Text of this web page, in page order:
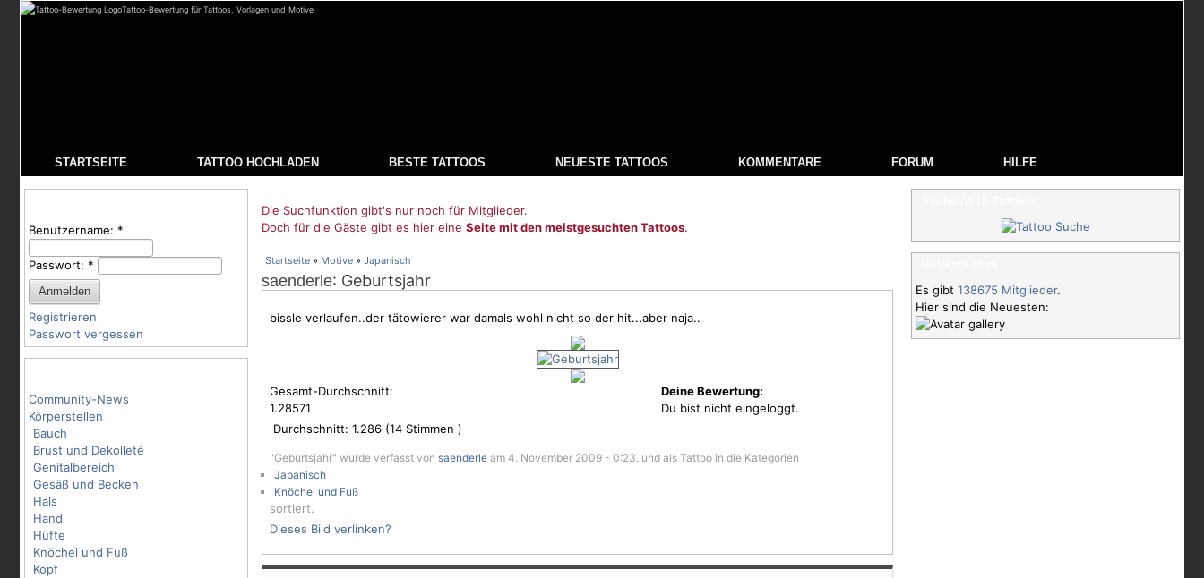
Tattoo-Bewertung für Tattoos, Vorlagen und Motive
STARTSEITE TATTOO HOCHLADEN BESTE TATTOOS NEUESTE TATTOOS KOMMENTARE FORUM HILFE
Benutzername: *
Passwort: *
Registrieren
Passwort vergessen
Community-News
Körperstellen
Bauch
Brust und Dekolleté
Genitalbereich
Gesäß und Becken
Hals
Hand
Hüfte
Knöchel und Fuß
Kopf
Die Suchfunktion gibt's nur noch für Mitglieder.
Doch für die Gäste gibt es hier eine Seite mit den meistgesuchten Tattoos.
Startseite » Motive » Japanisch
saenderle: Geburtsjahr
bissle verlaufen..der tätowierer war damals wohl nicht so der hit...aber naja..
Gesamt-Durchschnitt:
1.28571
Durchschnitt: 1.286 (14 Stimmen )
Deine Bewertung:
Du bist nicht eingeloggt.
"Geburtsjahr" wurde verfasst von saenderle am 4. November 2009 - 0:23. und als Tattoo in die Kategorien
Japanisch
Knöchel und Fuß
sortiert.
Dieses Bild verlinken?
Es gibt 138675 Mitglieder.
Hier sind die Neuesten: